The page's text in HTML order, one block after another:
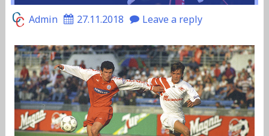
Admin 27.11.2018 Leave a reply